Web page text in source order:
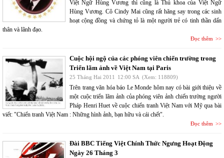
Việt Ngữ Hùng Vương thì cũng là Thủ khoa của Việt Ngữ
Hùng Vương. Cô Cindy Mai cũng rất hăng say trong các sinh
hoạt cộng đồng và chứng tỏ là một người trẻ có tinh thần dấn
thân và lãnh đạo.
Đọc thêm
Cuộc hội ngộ của các phóng viên chiến trường trong
Triển lãm ảnh về Việt Nam tại Paris
25 Tháng Hai 2011 12:00 SA (Xem: 118809)
Trên trang văn hóa báo Le Monde hôm nay có bài giới thiệu về
một cuộc triển lãm ảnh của phóng viên ảnh chiến trường người
Pháp Henri Huet về cuộc chiến tranh Việt Nam với Mỹ qua bài
viết: "Chiến tranh Việt Nam : Những hình ảnh, bạn hữu và cái chết".
Đọc thêm
Đài BBC Tiếng Việt Chính Thức Ngưng Hoạt Động
Ngày 26 Tháng 3